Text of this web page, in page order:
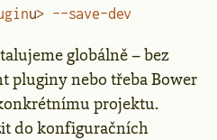
u> --save-dev
globálně – bez
pluginy nebo třeba Bower
projektu.
do konfiguračních